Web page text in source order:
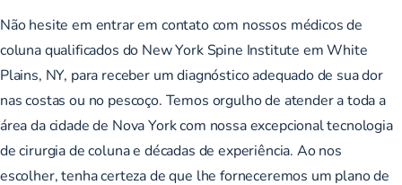
Não hesite em entrar em contato com nossos médicos de
coluna qualificados do New York Spine Institute em White
Plains, NY, para receber um diagnóstico adequado de sua dor
nas costas ou no pescoço. Temos orgulho de atender a toda a
área da cidade de Nova York com nossa excepcional tecnologia
de cirurgia de coluna e décadas de experiência. Ao nos
escolher, tenha certeza de que lhe forneceremos um plano de